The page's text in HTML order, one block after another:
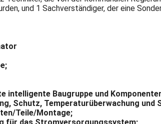
und 1 Sachverständiger, der eine
intelligente Baugruppe und
Schutz, Temperaturüberwachung und
Teile/Montage;